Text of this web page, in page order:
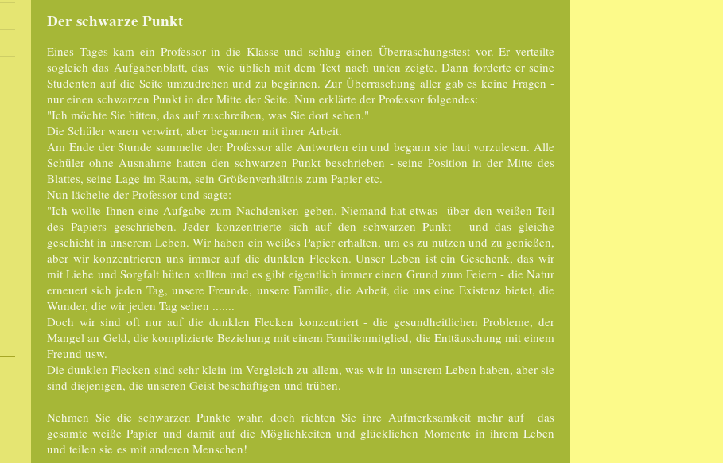
Der schwarze Punkt
Eines Tages kam ein Professor in die Klasse und schlug einen Überraschungstest vor. Er verteilte
sogleich das Aufgabenblatt, das wie üblich mit dem Text nach unten zeigte. Dann forderte er seine
Studenten auf die Seite umzudrehen und zu beginnen. Zur Überraschung aller gab es keine Fragen -
nur einen schwarzen Punkt in der Mitte der Seite. Nun erklärte der Professor folgendes:
"Ich möchte Sie bitten, das auf zuschreiben, was Sie dort sehen."
Die Schüler waren verwirrt, aber begannen mit ihrer Arbeit.
Am Ende der Stunde sammelte der Professor alle Antworten ein und begann sie laut vorzulesen. Alle
Schüler ohne Ausnahme hatten den schwarzen Punkt beschrieben - seine Position in der Mitte des
Blattes, seine Lage im Raum, sein Größenverhältnis zum Papier etc.
Nun lächelte der Professor und sagte:
"Ich wollte Ihnen eine Aufgabe zum Nachdenken geben. Niemand hat etwas über den weißen Teil
des Papiers geschrieben. Jeder konzentrierte sich auf den schwarzen Punkt - und das gleiche
geschieht in unserem Leben. Wir haben ein weißes Papier erhalten, um es zu nutzen und zu genießen,
aber wir konzentrieren uns immer auf die dunklen Flecken. Unser Leben ist ein Geschenk, das wir
mit Liebe und Sorgfalt hüten sollten und es gibt eigentlich immer einen Grund zum Feiern - die Natur
erneuert sich jeden Tag, unsere Freunde, unsere Familie, die Arbeit, die uns eine Existenz bietet, die
Wunder, die wir jeden Tag sehen .......
Doch wir sind oft nur auf die dunklen Flecken konzentriert - die gesundheitlichen Probleme, der
Mangel an Geld, die komplizierte Beziehung mit einem Familienmitglied, die Enttäuschung mit einem
Freund usw.
Die dunklen Flecken sind sehr klein im Vergleich zu allem, was wir in unserem Leben haben, aber sie
sind diejenigen, die unseren Geist beschäftigen und trüben.
Nehmen Sie die schwarzen Punkte wahr, doch richten Sie ihre Aufmerksamkeit mehr auf das
gesamte weiße Papier und damit auf die Möglichkeiten und glücklichen Momente in ihrem Leben
und teilen sie es mit anderen Menschen!